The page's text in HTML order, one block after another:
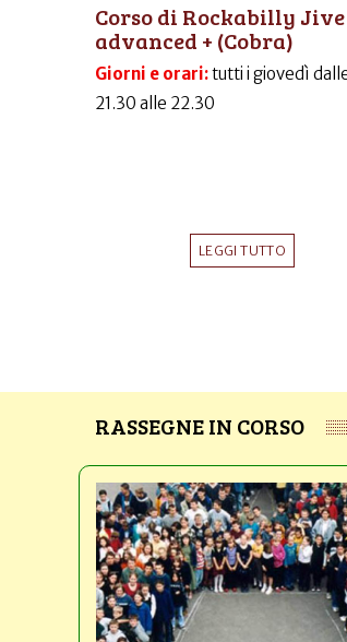
Corso di Rockabilly Jive
advanced + (Cobra)
Giorni e orari:tutti i giovedì
21.30 alle 22.30
LEGGI TUTTO
RASSEGNE IN CORSO